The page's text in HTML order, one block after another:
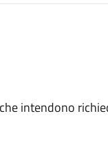
intendono